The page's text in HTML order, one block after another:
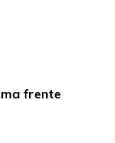
frente